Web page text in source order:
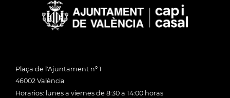
Plaça de l'Ajuntament nº 1
46002 València
Horarios: lunes a viernes de 8:30 a 14:00 horas